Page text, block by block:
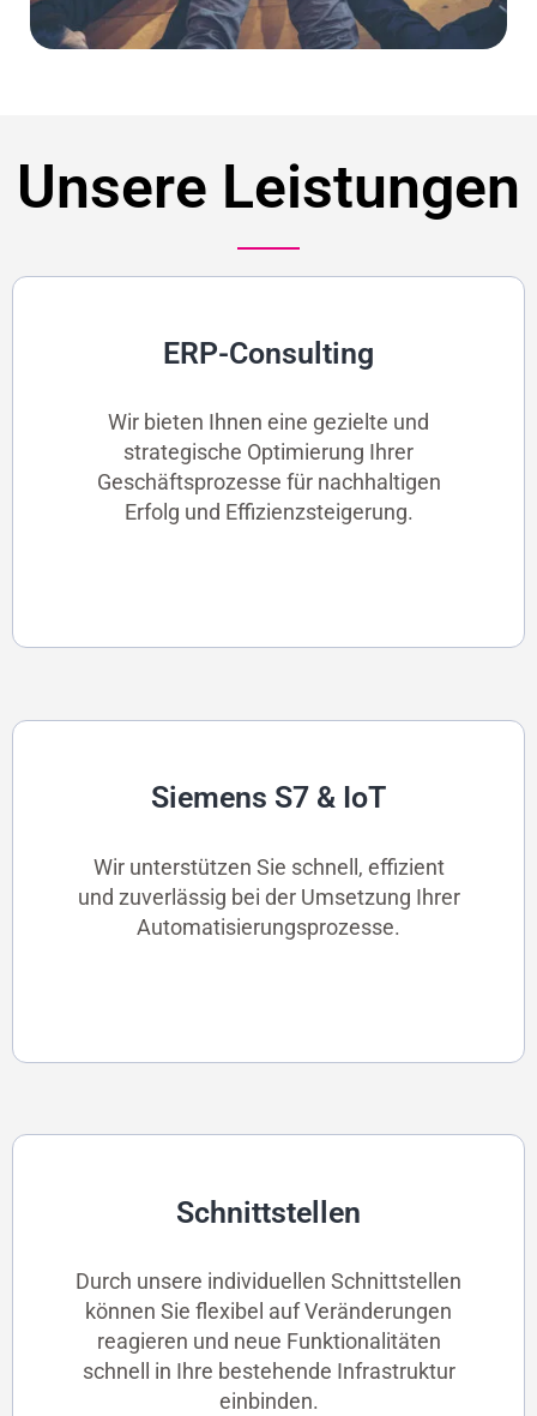
Unsere Leistungen
ERP-Consulting
Wir bieten Ihnen eine gezielte und
strategische Optimierung Ihrer
Geschäftsprozesse für nachhaltigen
Erfolg und Effizienzsteigerung.
Siemens S7 & IoT
Wir unterstützen Sie schnell, effizient
und zuverlässig bei der Umsetzung Ihrer
Automatisierungsprozesse.
Schnittstellen
Durch unsere individuellen Schnittstellen
können Sie flexibel auf Veränderungen
reagieren und neue Funktionalitäten
schnell in Ihre bestehende Infrastruktur
einbinden.